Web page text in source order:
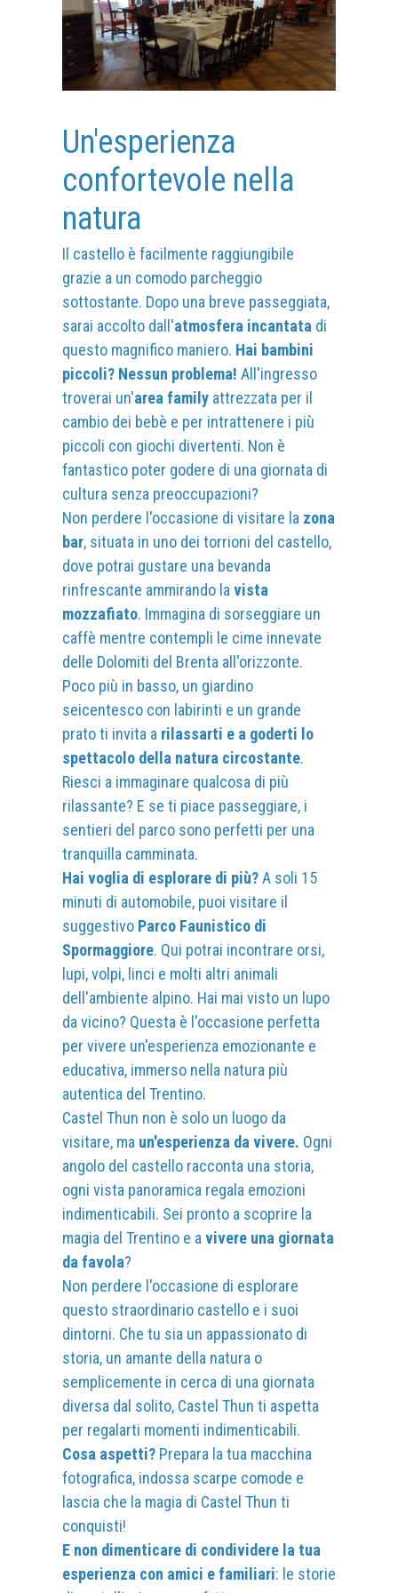
Un'esperienza
confortevole nella
natura
Il castello è facilmente raggiungibile
grazie a un comodo parcheggio
sottostante. Dopo una breve passeggiata,
sarai accolto dall'atmosfera incantata di
questo magnifico maniero. Hai bambini
piccoli? Nessun problema! All'ingresso
troverai un'area familyattrezzata per il
cambio dei bebè e per intrattenere i più
piccoli con giochi divertenti. Non è
fantastico poter godere di una giornata di
cultura senza preoccupazioni?
Non perdere l'occasione di visitare la zona
bar, situata in uno dei torrioni del castello,
dove potrai gustare una bevanda
rinfrescante ammirando la vista
mozzafiato. Immagina di sorseggiare un
caffè mentre contempli le cime innevate
delle Dolomiti del Brenta all'orizzonte.
Poco più in basso, un giardino
seicentesco con labirinti e un grande
prato ti invita a rilassarti e a goderti lo
spettacolo della natura circostante.
Riesci a immaginare qualcosa di più
rilassante? E se ti piace passeggiare, i
sentieri del parco sono perfetti per una
tranquilla camminata.
Hai voglia di esplorare di più?A soli 15
minuti di automobile, puoi visitare il
suggestivo Parco Faunistico di
Spormaggiore. Qui potrai incontrare orsi,
lupi, volpi, linci e molti altri animali
dell'ambiente alpino. Hai mai visto un lupo
da vicino? Questa è l'occasione perfetta
per vivere un'esperienza emozionante e
educativa, immerso nella natura più
autentica del Trentino.
Castel Thun non è solo un luogo da
visitare, ma un'esperienza da vivere. Ogni
angolo del castello racconta una storia,
ogni vista panoramica regala emozioni
indimenticabili. Sei pronto a scoprire la
magia del Trentino e a vivere una giornata
da favola?
Non perdere l'occasione di esplorare
questo straordinario castello e i suoi
dintorni. Che tu sia un appassionato di
storia, un amante della natura o
semplicemente in cerca di una giornata
diversa dal solito, Castel Thun ti aspetta
per regalarti momenti indimenticabili.
Cosa aspetti?Prepara la tua macchina
fotografica, indossa scarpe comode e
lascia che la magia di Castel Thun ti
conquisti!
E non dimenticare di condividere la tua
esperienza con amici e familiari: le storie